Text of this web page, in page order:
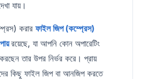
যায়।
করার ফাইল জিপ (কম্প্রেস)
রয়েছে, যা আপনি কোন অপারেটিং
তার উপর নির্ভর করে। প্রায়
কিছু ফাইল জিপ বা আনজিপ করতে